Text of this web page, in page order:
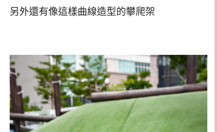
另外還有像這樣曲線造型的攀爬架